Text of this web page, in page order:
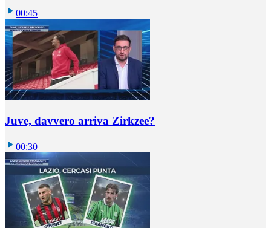
00:45
Juve, davvero arriva Zirkzee?
00:30